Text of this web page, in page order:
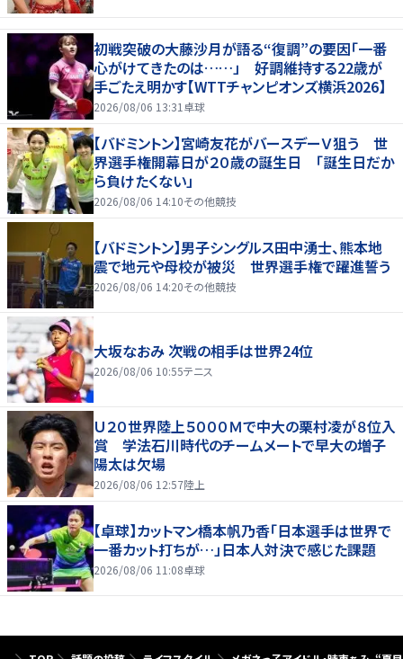
初戦突破の大藤沙月が語る“復調”の要因「一番
心がけてきたのは……」 好調維持する22歳が
手ごたえ明かす【WTTチャンピオンズ横浜2026】
2026/08/06 13:31卓球
【バドミントン】宮崎友花がバースデーＶ狙う 世
界選手権開幕日が２０歳の誕生日 「誕生日だか
ら負けたくない」
2026/08/06 14:10その他競技
【バドミントン】男子シングルス田中湧士、熊本地
震で地元や母校が被災 世界選手権で躍進誓う
2026/08/06 14:20その他競技
大坂なおみ 次戦の相手は世界24位
2026/08/06 10:55テニス
Ｕ２０世界陸上５０００Ｍで中大の栗村凌が８位入
賞 学法石川時代のチームメートで早大の増子
陽太は欠場
2026/08/06 12:57陸上
【卓球】カットマン橋本帆乃香「日本選手は世界で
一番カット打ちが…」日本人対決で感じた課題
2026/08/06 11:08卓球